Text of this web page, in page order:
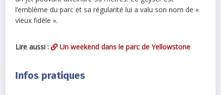
l’emblème du parc et sa régularité lui a valu son nom de «
vieux fidèle ».
Lire aussi : Un weekend dans le parc de Yellowstone
Infos pratiques